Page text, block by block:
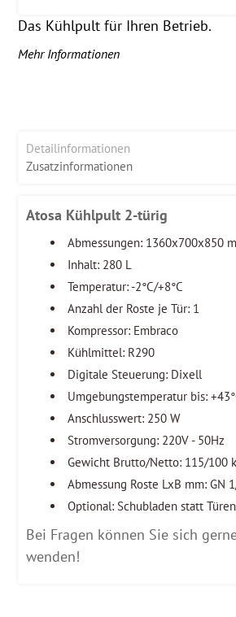
Das Kühlpult für Ihren Betrieb.
Mehr Informationen
Detailinformationen
Zusatzinformationen
Atosa Kühlpult 2-türig
Abmessungen: 1360x700x850
Inhalt: 280 L
Temperatur: -2°C/+8°C
Anzahl der Roste je Tür: 1
Kompressor: Embraco
Kühlmittel: R290
Digitale Steuerung: Dixell
Umgebungstemperatur bis:
Anschlusswert: 250 W
Stromversorgung: 220V - 50Hz
Gewicht Brutto/Netto: 115/100
Abmessung Roste LxB mm: GN
Optional: Schubladen statt Türen
Bei Fragen können Sie sich
wenden!